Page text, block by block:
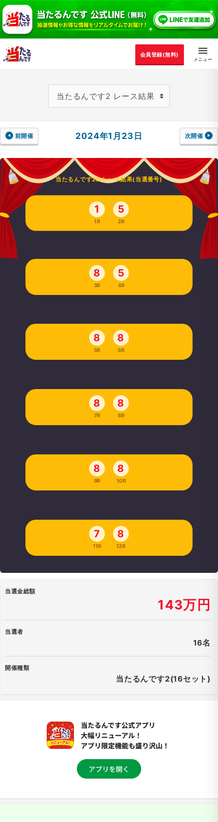
会員登録(無料)
前開催 2024年1月23日 次開催
当たるんです2のレース結果(当選番号)
1
1R
5
2R
8
3R
5
4R
8
5R
8
6R
8
7R
8
8R
8
9R
8
10R
7
11R
8
12R
当選金総額
143万円
当選者
16名
開催種類
当たるんです2(16セット)